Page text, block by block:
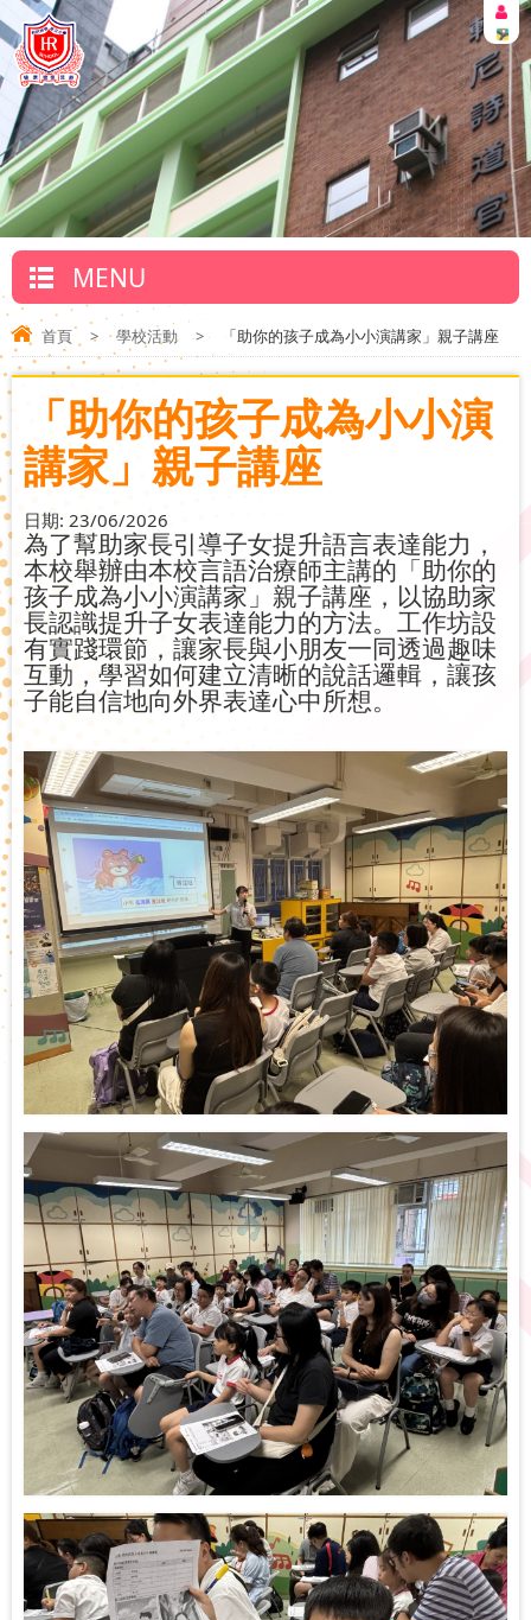
MENU
首頁 > 學校活動 > 「助你的孩子成為小小演講家」親子講座
「助你的孩子成為小小演
講家」親子講座
日期: 23/06/2026
為了幫助家長引導子女提升語言表達能力，
本校舉辦由本校言語治療師主講的「助你的
孩子成為小小演講家」親子講座，以協助家
長認識提升子女表達能力的方法。工作坊設
有實踐環節，讓家長與小朋友一同透過趣味
互動，學習如何建立清晰的說話邏輯，讓孩
子能自信地向外界表達心中所想。